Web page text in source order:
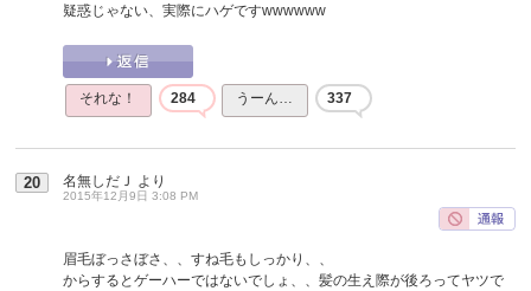
疑惑じゃない、実際にハゲですwwwwww
それな！ 284 うーん… 337
20 名無しだＪ より
2015年12月9日 3:08 PM
眉毛ぼっさぼさ、、すね毛もしっかり、、
からするとゲーハーではないでしょ、、髪の生え際が後ろってヤツで